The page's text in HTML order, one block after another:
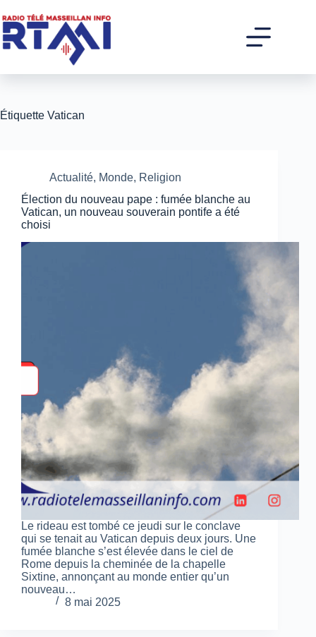
au
contenu
Étiquette Vatican
Actualité, Monde, Religion
Élection du nouveau pape : fumée blanche au
Vatican, un nouveau souverain pontife a été
choisi
Le rideau est tombé ce jeudi sur le conclave
qui se tenait au Vatican depuis deux jours. Une
fumée blanche s’est élevée dans le ciel de
Rome depuis la cheminée de la chapelle
Sixtine, annonçant au monde entier qu’un
nouveau…
8 mai 2025